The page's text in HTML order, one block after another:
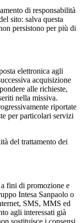
di responsabilità
sito: salva questa
persistono per più di
elettronica agli
acquisizione
alle richieste,
nella missiva.
riportate
per particolari servizi
del trattamento dei
fini di promozione e
Intesa Sanpaolo o
SMS, MMS ed
agli interessati già